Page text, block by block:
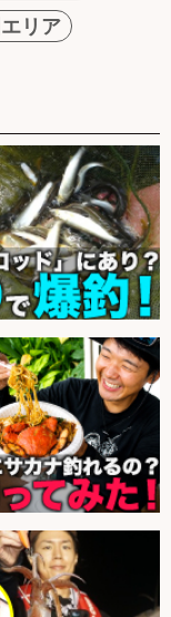
リア